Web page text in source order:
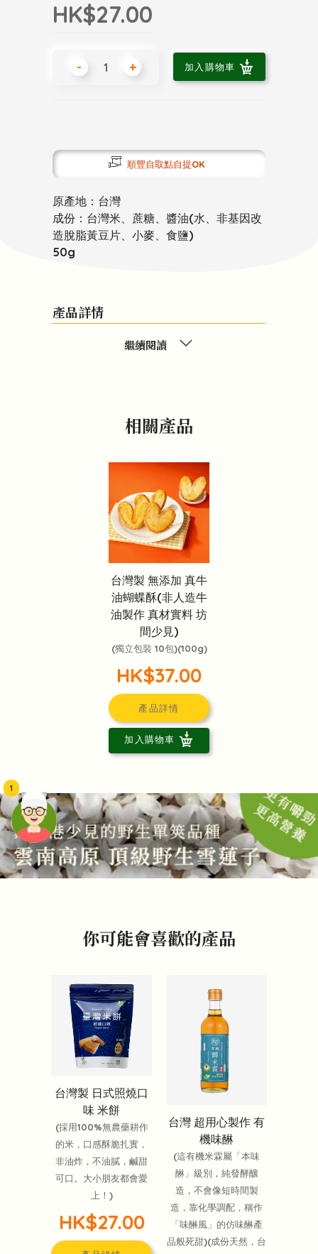
1
HK$27.00
- + 加入購物車
順豐自取點自提OK
原產地：台灣
成份：台灣米、蔗糖、醬油(水、非基因改
造脫脂黃豆片、小麥、食鹽)
50g
產品詳情
繼續閱讀
相關產品
台灣製 無添加 真牛
油蝴蝶酥(非人造牛
油製作 真材實料 坊
間少見)
(獨立包裝 10包)(100g)
HK$37.00
產品詳情
加入購物車
你可能會喜歡的產品
台灣製 日式照燒口
味 米餅
(採用100%無農藥耕作
的米，口感酥脆扎實，
非油炸，不油膩，鹹甜
可口。大小朋友都會愛
上！)
HK$27.00
台灣 超用心製作 有
機味醂
(這有機米霖屬「本味
醂」級別，純發酵釀
造，不會像短時間製
造，靠化學調配，稱作
「味醂風」的仿味醂產
品般死甜)(成份天然，台